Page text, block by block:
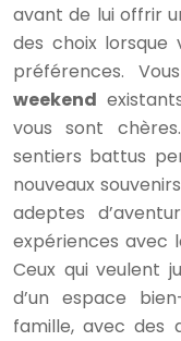
avant de lui offrir
des choix lorsque
préférences.
weekend
vous sont
sentiers battus
nouveaux
adeptes
expériences avec
Ceux qui veulent
d’un espace
famille, avec des